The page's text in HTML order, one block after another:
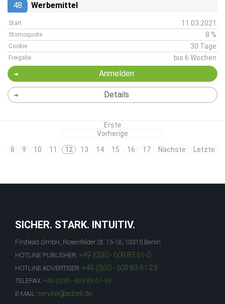
48 Werbemittel
Start 11.03.2021
Stornoquote 8 %
Cookie 30 Tage
Freigabe bis 6 Wochen
Anmelden
Details
Erste
Vorherige
8
9 10 11 12 13 14 15 16 17 Nächste Letzte
SICHER. STARK. INTUITIV.
Firstlead GmbH, Rosenfelder St. 15-16, 10315 Berlin
HOTLINE PUBLISHER: +49 (0)30 - 609 83 61-0
HOTLINE ADVERTISER: +49 (0)30 - 609 83 61-23
TELEFAX: +49 (0)30 - 609 83 61-99
E-MAIL: service@adcell.de